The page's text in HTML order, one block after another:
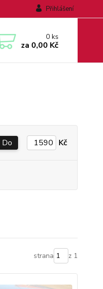
Přihlášení
0ks
za 0,00 Kč
Do Kč
strana z 1